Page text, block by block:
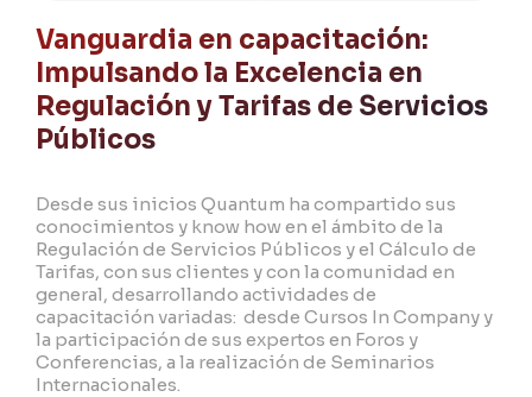
Vanguardia en capacitación:
Impulsando la Excelencia en
Regulación y Tarifas de Servicios
Públicos
Desde sus inicios Quantum ha compartido sus
conocimientos y know how en el ámbito de la
Regulación de Servicios Públicos y el Cálculo de
Tarifas, con sus clientes y con la comunidad en
general, desarrollando actividades de
capacitación variadas: desde Cursos In Company y
la participación de sus expertos en Foros y
Conferencias, a la realización de Seminarios
Internacionales.